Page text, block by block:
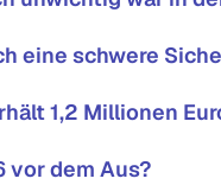
eine schwere
1,2 Millionen
vor dem Aus?